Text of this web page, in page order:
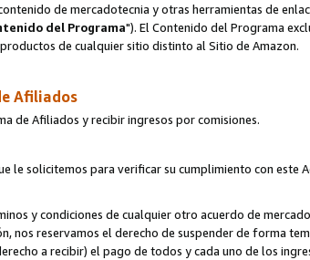
de mercadotecnia y otras herramientas de
del Programa"). El Contenido del Programa
de cualquier sitio distinto al Sitio de Amazon.
Afiliados
de Afiliados y recibir ingresos por comisiones.
le solicitemos para verificar su cumplimiento con este
y condiciones de cualquier otro acuerdo de
nos reservamos el derecho de suspender de forma
a recibir) el pago de todos y cada uno de los